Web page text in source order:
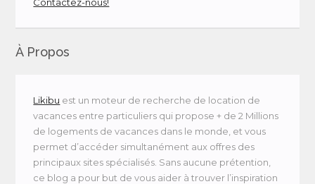
À Propos
Likibu est un moteur de recherche de location de
vacances entre particuliers qui propose + de 2 Millions
de logements de vacances dans le monde, et vous
permet d’accéder simultanément aux offres des
principaux sites spécialisés. Sans aucune prétention,
ce blog a pour but de vous aider à trouver l’inspiration